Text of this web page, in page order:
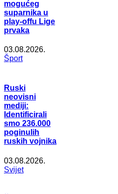
mogućeg
suparnika u
play-offu Lige
prvaka
03.08.2026.
Šport
Ruski
neovisni
mediji:
Identificirali
smo 236.000
poginulih
ruskih vojnika
03.08.2026.
Svijet